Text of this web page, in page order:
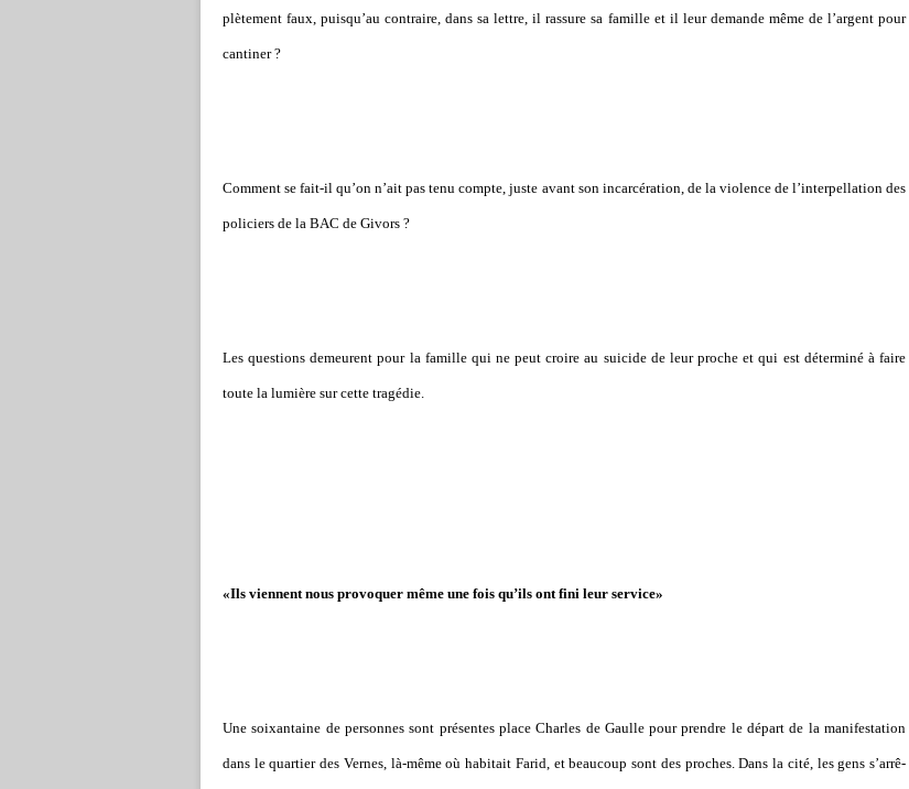
plè­te­ment faux, puisqu’au contraire, dans sa lettre, il ras­sure sa famille et il leur demande même de l’argent pour
can­ti­ner ?
Comment se fait-il qu’on n’ait pas tenu compte, juste avant son incar­cé­ra­tion, de la vio­lence de l’inter­pel­la­tion des
poli­ciers de la BAC de Givors ?
Les ques­tions demeu­rent pour la famille qui ne peut croire au sui­cide de leur proche et qui est déter­miné à faire
toute la lumière sur cette tra­gé­die.
«Ils viennent nous provoquer même une fois qu’ils ont fini leur service»
Une soixan­taine de per­son­nes sont pré­sen­tes place Charles de Gaulle pour pren­dre le départ de la mani­fes­ta­tion
dans le quar­tier des Vernes, là-même où habi­tait Farid, et beau­coup sont des proches. Dans la cité, les gens s’arrê­